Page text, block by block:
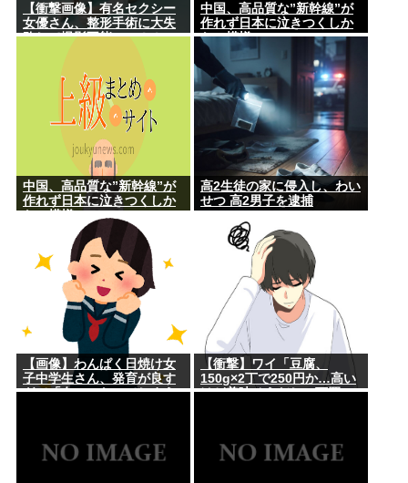
【衝撃画像】有名セクシー
女優さん、整形手術に大失
敗して撮影不能に⇒！！
中国、高品質な”新幹線”が
作れず日本に泣きつくしか
ない模様www
中国、高品質な”新幹線”が
作れず日本に泣きつくしか
ない模様www
高2生徒の家に侵入し、わい
せつ 高2男子を逮捕
【画像】わんぱく日焼け女
子中学生さん、発育が良す
ぎて「女」になってしまう
【衝撃】ワイ「豆腐、
150g×2丁で250円か…高い
けど美味そうだし一丁買っ